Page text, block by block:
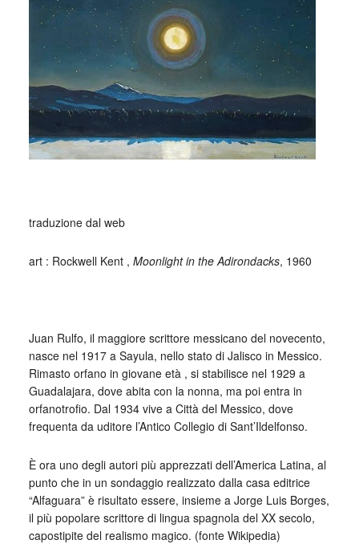
traduzione dal web
art : Rockwell Kent , Moonlight in the Adirondacks, 1960
Juan Rulfo, il maggiore scrittore messicano del novecento,
nasce nel 1917 a Sayula, nello stato di Jalisco in Messico.
Rimasto orfano in giovane età , si stabilisce nel 1929 a
Guadalajara, dove abita con la nonna, ma poi entra in
orfanotrofio. Dal 1934 vive a Città del Messico, dove
frequenta da uditore l’Antico Collegio di Sant’Ildelfonso.
È ora uno degli autori più apprezzati dell’America Latina, al
punto che in un sondaggio realizzato dalla casa editrice
“Alfaguara” è risultato essere, insieme a Jorge Luis Borges,
il più popolare scrittore di lingua spagnola del XX secolo,
capostipite del realismo magico. (fonte Wikipedia)